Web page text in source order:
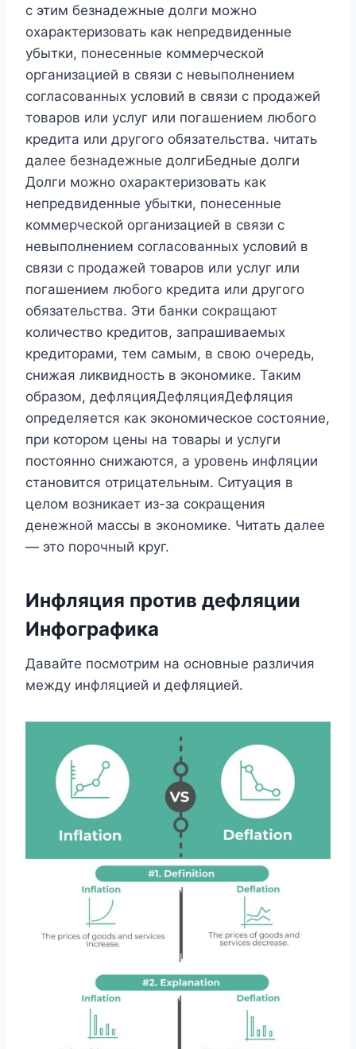
с этим безнадежные долги можно
охарактеризовать как непредвиденные
убытки, понесенные коммерческой
организацией в связи с невыполнением
согласованных условий в связи с продажей
товаров или услуг или погашением любого
кредита или другого обязательства. читать
далее безнадежные долгиБедные долги
Долги можно охарактеризовать как
непредвиденные убытки, понесенные
коммерческой организацией в связи с
невыполнением согласованных условий в
связи с продажей товаров или услуг или
погашением любого кредита или другого
обязательства. Эти банки сокращают
количество кредитов, запрашиваемых
кредиторами, тем самым, в свою очередь,
снижая ликвидность в экономике. Таким
образом, дефляцияДефляцияДефляция
определяется как экономическое состояние,
при котором цены на товары и услуги
постоянно снижаются, а уровень инфляции
становится отрицательным. Ситуация в
целом возникает из-за сокращения
денежной массы в экономике. Читать далее
— это порочный круг.
Инфляция против дефляции
Инфографика
Давайте посмотрим на основные различия
между инфляцией и дефляцией.